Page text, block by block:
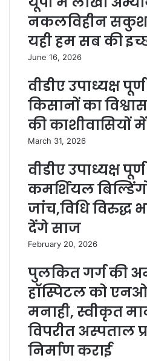
नकलविहीन
यही हम सब की
June 16, 2026
वीडीए उपाध्यक्ष
किसानों का
की काशीवासियों
March 31, 2026
वीडीए उपाध्यक्ष
कमर्शियल
जांच,विधि विरुद्ध
देंगे साज
February 20, 2026
पुलकित गर्ग की
हॉस्पिटल को
मनाही, स्वीकृत
विपरीत अस्पताल
निर्माण कराई